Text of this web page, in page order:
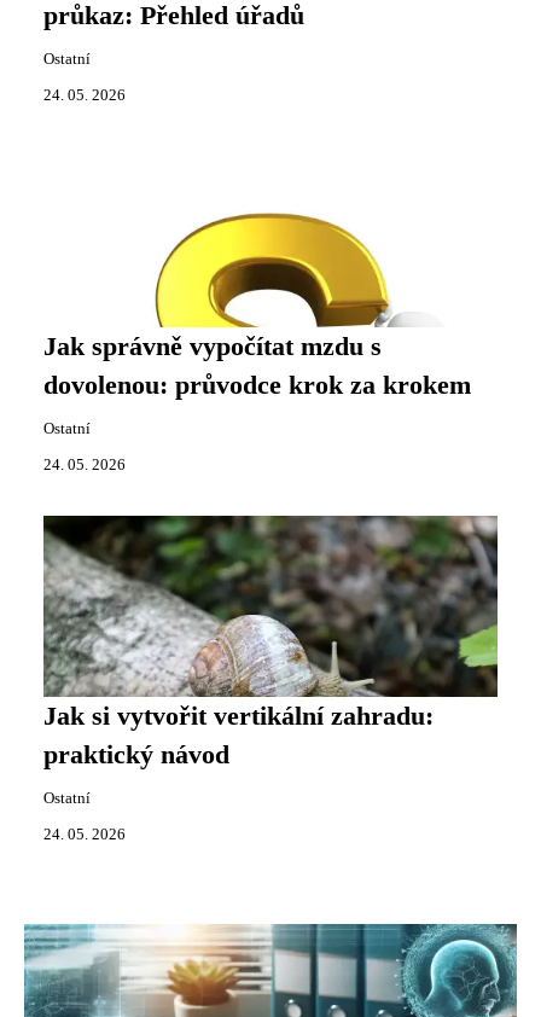
průkaz: Přehled úřadů
Ostatní
24. 05. 2026
Jak správně vypočítat mzdu s
dovolenou: průvodce krok za krokem
Ostatní
24. 05. 2026
Jak si vytvořit vertikální zahradu:
praktický návod
Ostatní
24. 05. 2026